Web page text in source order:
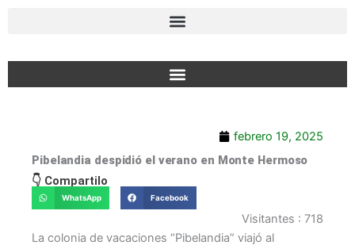
Pibelandia despidió el verano en Monte Hermoso
👇 Compartilo
WhatsApp Facebook
febrero 19, 2025
Visitantes : 718
La colonia de vacaciones “Pibelandia” viajó al